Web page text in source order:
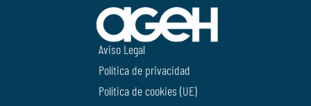
Aviso Legal
Política de privacidad
Política de cookies (UE)